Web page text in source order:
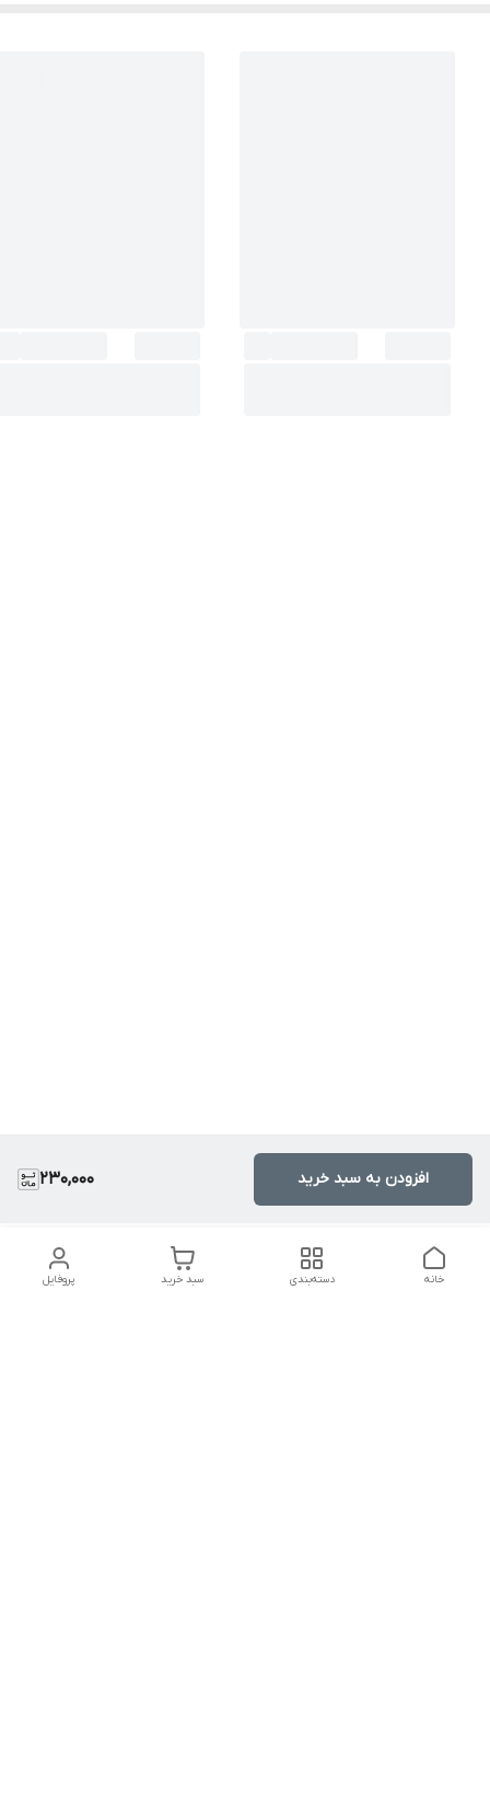
230,000 افزودن به سبد خرید
پروفایل سبد خرید دسته‌بندی خانه